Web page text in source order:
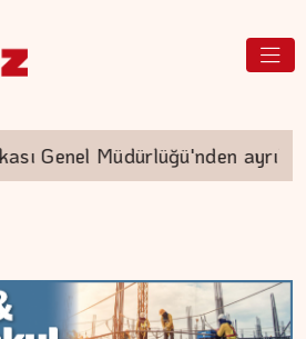
Müdürlüğü'nden ayrılıyor